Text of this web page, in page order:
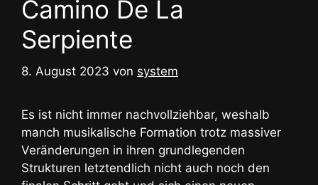
Camino De La
Serpiente
8. August 2023 von system
Es ist nicht immer nachvollziehbar, weshalb
manch musikalische Formation trotz massiver
Veränderungen in ihren grundlegenden
Strukturen letztendlich nicht auch noch den